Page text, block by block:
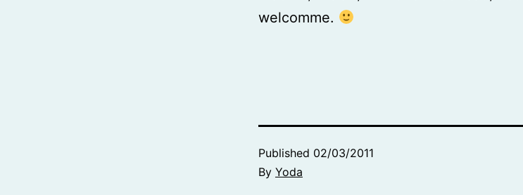
welcomme.
Published 02/03/2011
By Yoda